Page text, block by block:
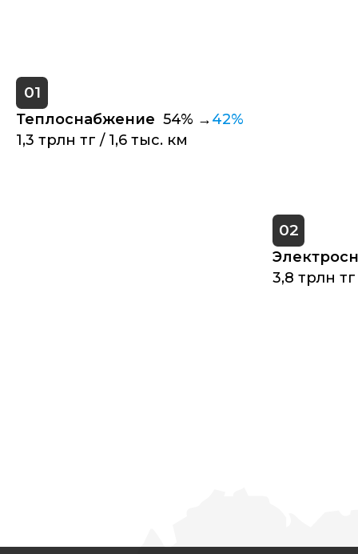
01
Теплоснабжение 54% →42%
1,3 трлн тг / 1,6 тыс. км
02
3,8 трлн